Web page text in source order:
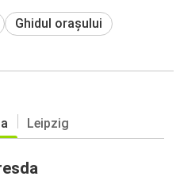
Ghidul orașului
Leipzig